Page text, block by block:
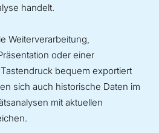
handelt.
Weiterverarbeitung,
oder einer
bequem exportiert
sich auch historische Daten im
mit aktuellen